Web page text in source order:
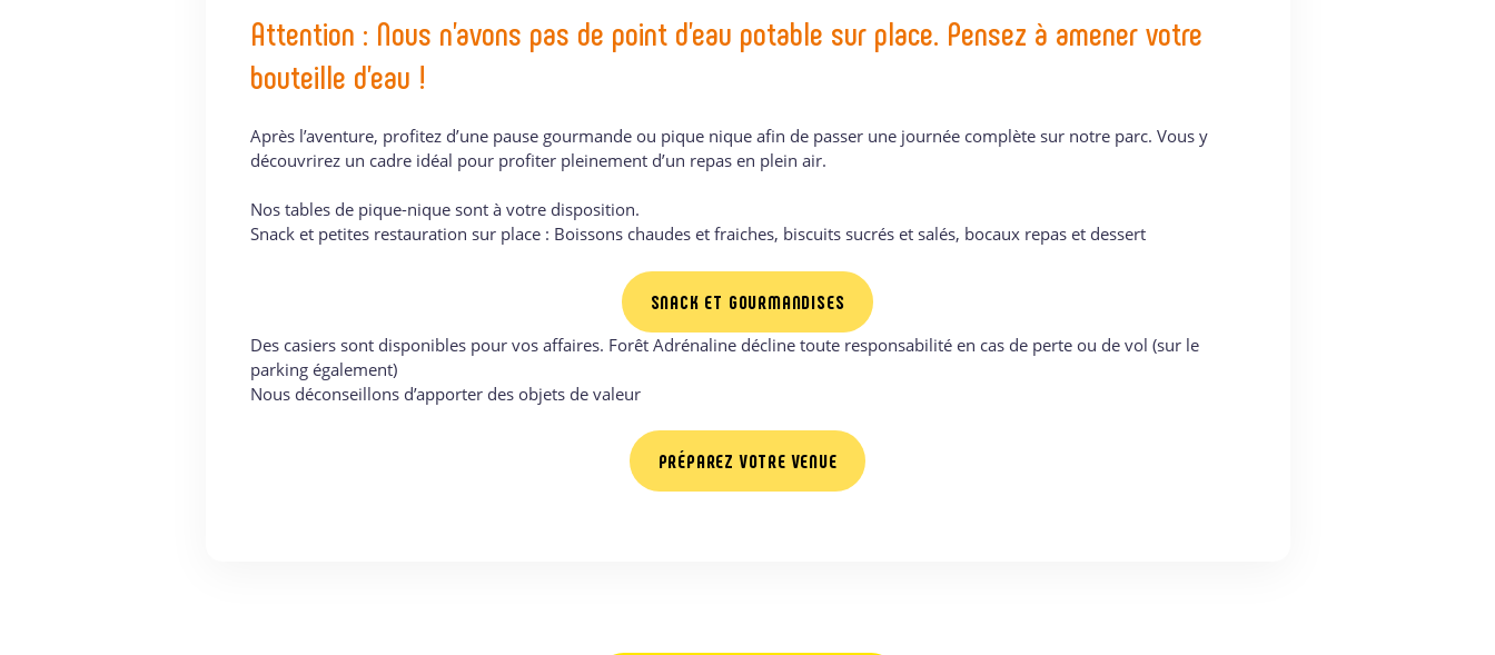
Attention : Nous n’avons pas de point d’eau potable sur place. Pensez à amener votre
bouteille d’eau !
Après l’aventure, profitez d’une pause gourmande ou pique nique afin de passer une journée complète sur notre parc. Vous y
découvrirez un cadre idéal pour profiter pleinement d’un repas en plein air.
Nos tables de pique-nique sont à votre disposition.
Snack et petites restauration sur place : Boissons chaudes et fraiches, biscuits sucrés et salés, bocaux repas et dessert
SNACK ET GOURMANDISES
Des casiers sont disponibles pour vos affaires. Forêt Adrénaline décline toute responsabilité en cas de perte ou de vol (sur le
parking également)
Nous déconseillons d’apporter des objets de valeur
PRÉPAREZ VOTRE VENUE